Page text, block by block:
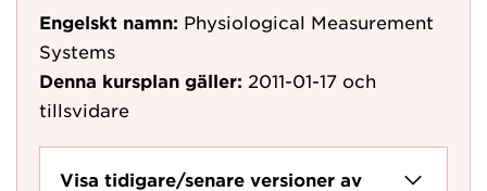
Engelskt namn: Physiological Measurement
Systems
Denna kursplan gäller: 2011-01-17 och
tillsvidare
Visa tidigare/senare versioner av